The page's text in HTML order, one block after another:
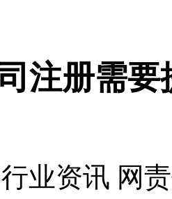
注册需
业资讯 网